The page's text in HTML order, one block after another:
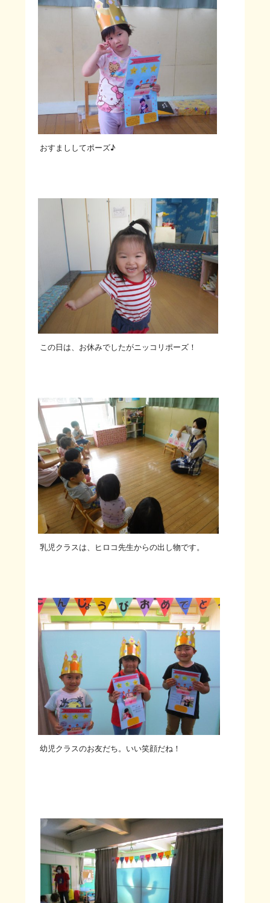
おすまししてポーズ♪
この日は、お休みでしたがニッコリポーズ！
乳児クラスは、ヒロコ先生からの出し物です。
幼児クラスのお友だち。いい笑顔だね！